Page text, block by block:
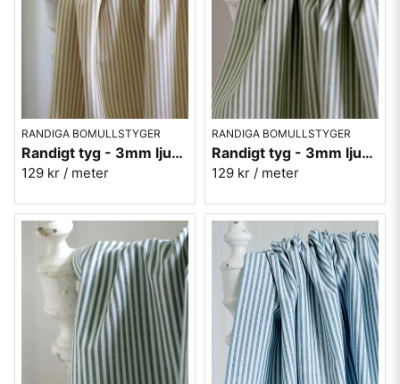
RANDIGA BOMULLSTYGER
Randigt tyg - 3mm ljus gulockra
129 kr / meter
RANDIGA BOMULLSTYGER
Randigt tyg - 3mm ljus olivgrön
129 kr / meter